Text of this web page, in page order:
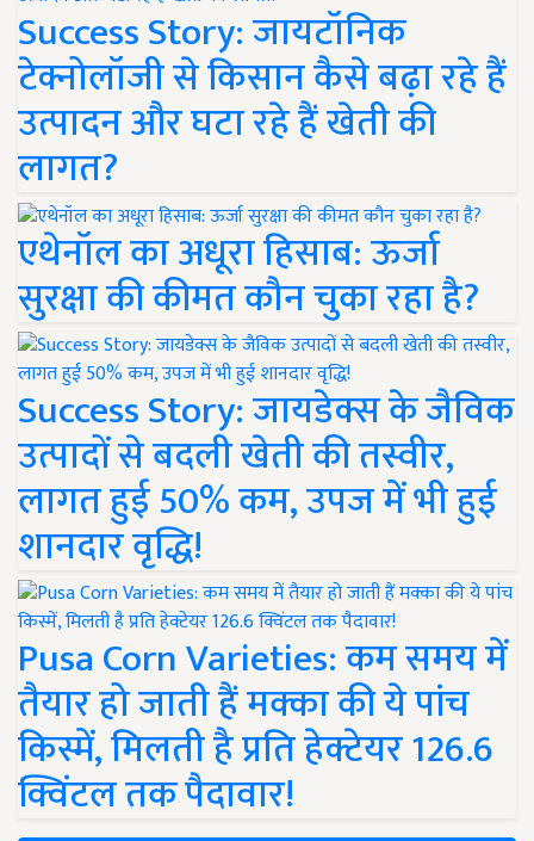
Success Story: जायटॉनिक
टेक्नोलॉजी से किसान कैसे बढ़ा रहे हैं
उत्पादन और घटा रहे हैं खेती की
लागत?
एथेनॉल का अधूरा हिसाब: ऊर्जा
सुरक्षा की कीमत कौन चुका रहा है?
Success Story: जायडेक्स के जैविक
उत्पादों से बदली खेती की तस्वीर,
लागत हुई 50% कम, उपज में भी हुई
शानदार वृद्धि!
Pusa Corn Varieties: कम समय में
तैयार हो जाती हैं मक्का की ये पांच
किस्में, मिलती है प्रति हेक्टेयर 126.6
क्विंटल तक पैदावार!